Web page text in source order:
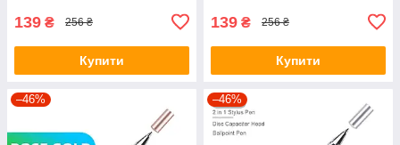
139 ₴ 256 ₴
Купити
139 ₴ 256 ₴
Купити
–46% –46%